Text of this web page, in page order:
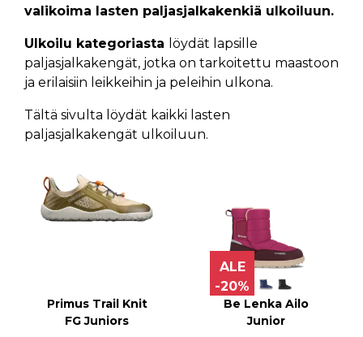
valikoima lasten paljasjalkakenkiä ulkoiluun.
Ulkoilu kategoriasta löydät lapsille
paljasjalkakengät, jotka on tarkoitettu maastoon
ja erilaisiin leikkeihin ja peleihin ulkona.
Tältä sivulta löydät kaikki lasten
paljasjalkakengät ulkoiluun.
Primus Trail Knit
FG Juniors
ALE
-20%
Be Lenka Ailo
Junior